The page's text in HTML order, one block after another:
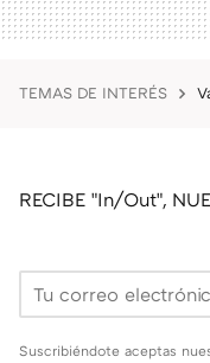
TEMAS DE INTERÉS
RECIBE "In/Out",
Suscribiéndote aceptas